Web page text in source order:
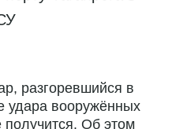
разгоревшийся в
удара вооружённых
Об этом